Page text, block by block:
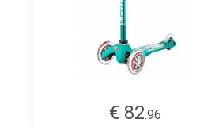
€ 82.96